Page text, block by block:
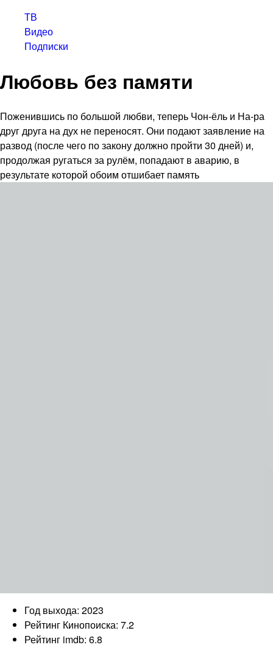
ТВ
Видео
Подписки
Любовь без памяти
Поженившись по большой любви, теперь Чон-ёль и На-ра
друг друга на дух не переносят. Они подают заявление на
развод (после чего по закону должно пройти 30 дней) и,
продолжая ругаться за рулём, попадают в аварию, в
результате которой обоим отшибает память
Год выхода: 2023
Рейтинг Кинопоиска: 7.2
Рейтинг imdb: 6.8